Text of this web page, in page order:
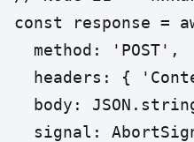
const response =
  method: 'POST',
headers: {
body:
signal: